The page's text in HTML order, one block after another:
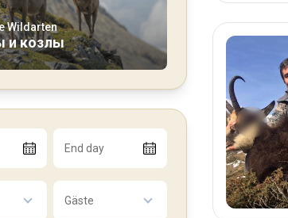
Wildarten
и козлы
End day
Gäste